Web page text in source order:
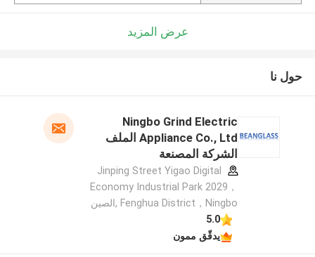
عرض المزيد
حول نا
Ningbo Grind Electric
Appliance Co., Ltd الملف
الشركة المصنعة
Jinping Street Yigao Digital
Economy Industrial Park 2029，
Fenghua District，Ningbo ,الصين
5.0
يدقّق ممون